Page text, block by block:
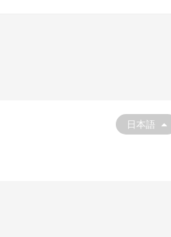
日本語